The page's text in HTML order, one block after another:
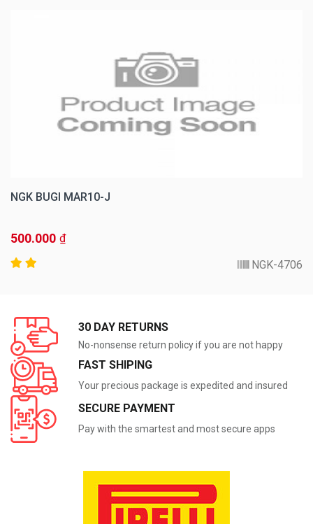
NGK BUGI MAR10-J
500.000 ₫
NGK-4706
30 DAY RETURNS
No-nonsense return policy if you are not happy
FAST SHIPING
Your precious package is expedited and insured
SECURE PAYMENT
Pay with the smartest and most secure apps